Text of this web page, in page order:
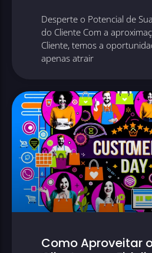
Desperte o Potencial de
do Cliente Com a
Cliente, temos a
apenas atrair
Como Aproveitar